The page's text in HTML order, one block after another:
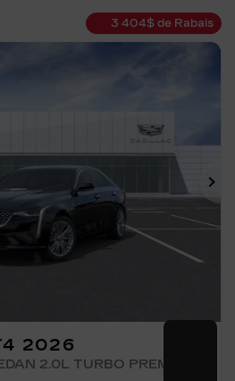
3 404$ de Rabais
2026
2.0L TURBO PREMIUM